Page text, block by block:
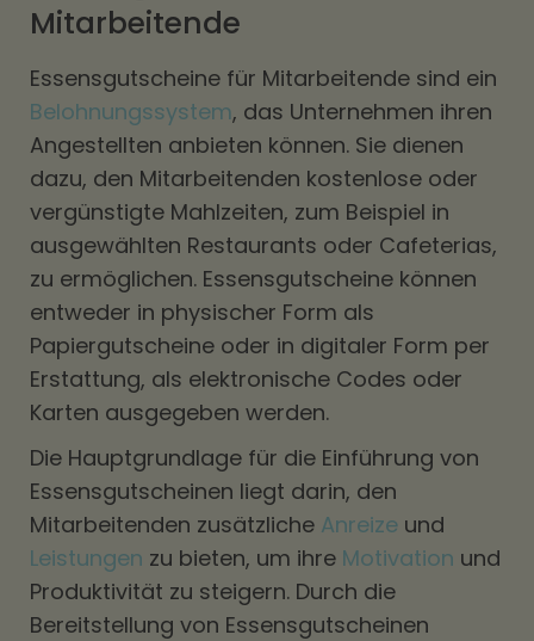
Mitarbeitende
Essensgutscheine für Mitarbeitende sind ein
Belohnungssystem, das Unternehmen ihren
Angestellten anbieten können. Sie dienen
dazu, den Mitarbeitenden kostenlose oder
vergünstigte Mahlzeiten, zum Beispiel in
ausgewählten Restaurants oder Cafeterias,
zu ermöglichen. Essensgutscheine können
entweder in physischer Form als
Papiergutscheine oder in digitaler Form per
Erstattung, als elektronische Codes oder
Karten ausgegeben werden.
Die Hauptgrundlage für die Einführung von
Essensgutscheinen liegt darin, den
Mitarbeitenden zusätzliche Anreize und
Leistungen zu bieten, um ihre Motivation und
Produktivität zu steigern. Durch die
Bereitstellung von Essensgutscheinen